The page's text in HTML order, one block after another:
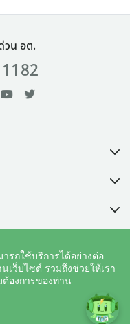
วน อต.
1182
แผนผังเว็บไซต์
รถใช้บริการได้อย่างต่อ
เว็บไซต์ รวมถึงช่วยให้เรา
องการของท่าน